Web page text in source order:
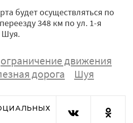
будет осуществляться по
348 км по ул. 1-я
Шуя.
ограничение движения
дорога Шуя